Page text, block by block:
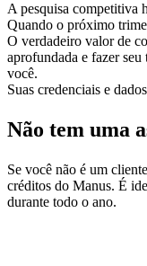
A pesquisa competitiva
Quando o próximo
O verdadeiro valor de
aprofundada e fazer
você.
Suas credenciais e
Não tem uma
Se você não é um
créditos do Manus. É
durante todo o ano.